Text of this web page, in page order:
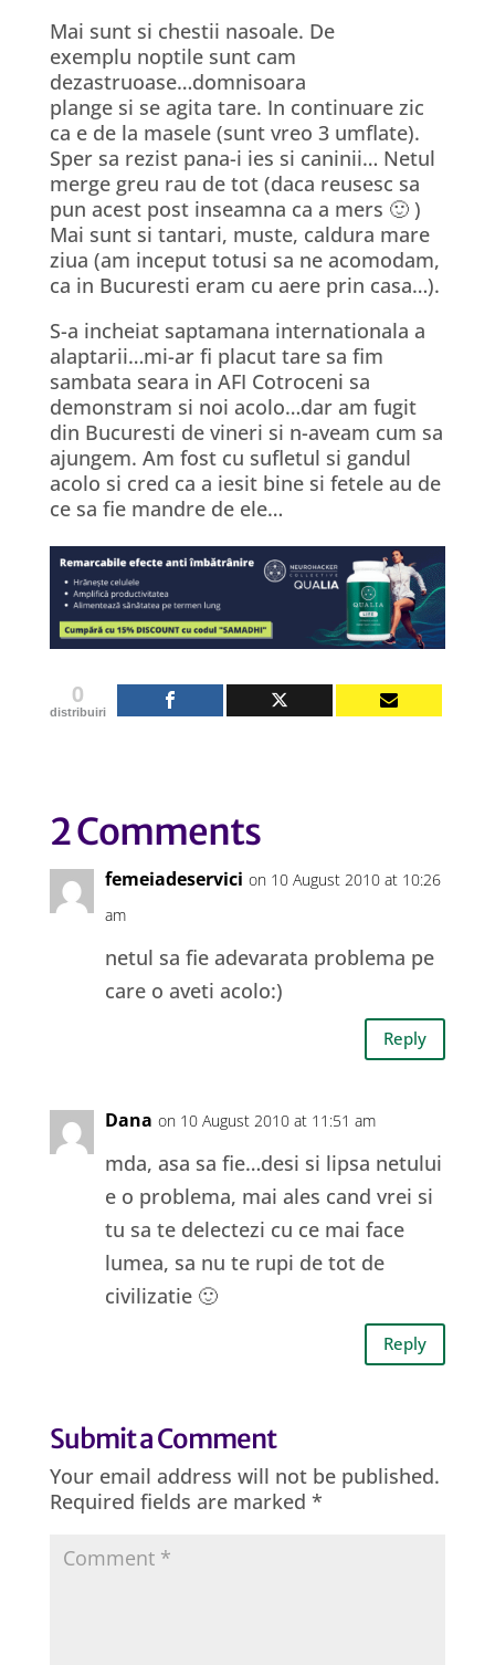
Mai sunt si chestii nasoale. De
exemplu noptile sunt cam
dezastruoase…domnisoara
plange si se agita tare. In continuare zic
ca e de la masele (sunt vreo 3 umflate).
Sper sa rezist pana-i ies si caninii… Netul
merge greu rau de tot (daca reusesc sa
pun acest post inseamna ca a mers 🙂 )
Mai sunt si tantari, muste, caldura mare
ziua (am inceput totusi sa ne acomodam,
ca in Bucuresti eram cu aere prin casa…).
S-a incheiat saptamana internationala a
alaptarii…mi-ar fi placut tare sa fim
sambata seara in AFI Cotroceni sa
demonstram si noi acolo…dar am fugit
din Bucuresti de vineri si n-aveam cum sa
ajungem. Am fost cu sufletul si gandul
acolo si cred ca a iesit bine si fetele au de
ce sa fie mandre de ele…
0
distribuiri
2 Comments
femeiadeservici on 10 August 2010 at 10:26
am
netul sa fie adevarata problema pe
care o aveti acolo:)
Reply
Dana on 10 August 2010 at 11:51 am
mda, asa sa fie…desi si lipsa netului
e o problema, mai ales cand vrei si
tu sa te delectezi cu ce mai face
lumea, sa nu te rupi de tot de
civilizatie 🙂
Reply
Submit a Comment
Your email address will not be published.
Required fields are marked *